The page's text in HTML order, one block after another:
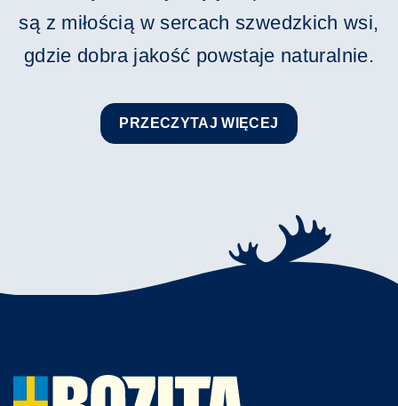
są z miłością w sercach szwedzkich wsi,
gdzie dobra jakość powstaje naturalnie.
PRZECZYTAJ WIĘCEJ